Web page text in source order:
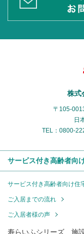
株式
〒105-
日
TEL：0800-
サービス付き高齢者向
サービス付き高齢者向け住
ご入居までの流れ
ご入居者様の声
寿らいふシリーズ 施